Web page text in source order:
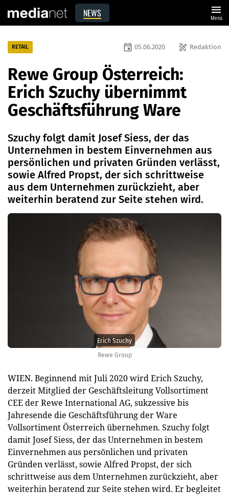
NEWS menu
Menü
Rewe Group
Erich Szuchy
RETAIL draw Redaktion
event 05.06.2020
Rewe Group Österreich:
Erich Szuchy übernimmt
Geschäftsführung Ware
Szuchy folgt damit Josef Siess, der das
Unternehmen in bestem Einvernehmen aus
persönlichen und privaten Gründen verlässt,
sowie Alfred Propst, der sich schrittweise
aus dem Unternehmen zurückzieht, aber
weiterhin beratend zur Seite stehen wird.
WIEN. Beginnend mit Juli 2020 wird Erich Szuchy,
derzeit Mitglied der Geschäftsleitung Vollsortiment
CEE der Rewe International AG, sukzessive bis
Jahresende die Geschäftsführung der Ware
Vollsortiment Österreich übernehmen. Szuchy folgt
damit Josef Siess, der das Unternehmen in bestem
Einvernehmen aus persönlichen und privaten
Gründen verlässt, sowie Alfred Propst, der sich
schrittweise aus dem Unternehmen zurückzieht, aber
weiterhin beratend zur Seite stehen wird. Er begleitet